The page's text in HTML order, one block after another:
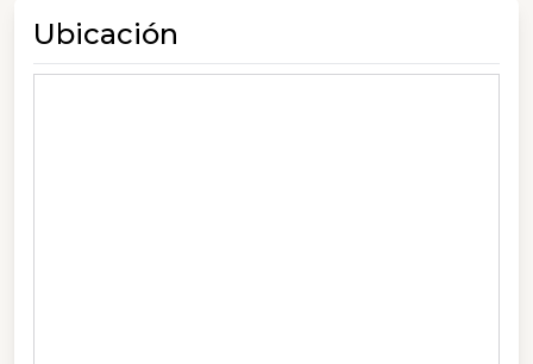
Ubicación